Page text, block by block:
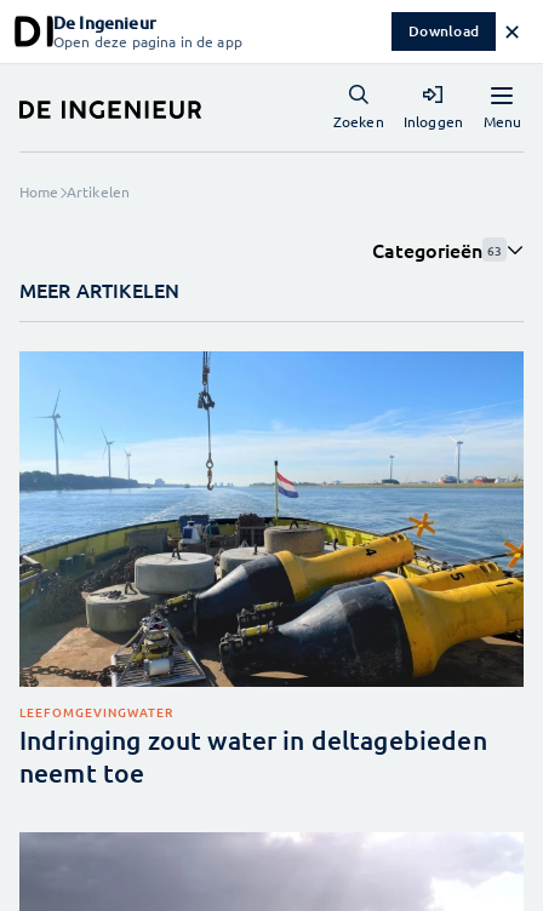
De Ingenieur
Open deze pagina in de app Download ✕
Menu
Zoeken Inloggen
Home Artikelen
Categorieën 63
MEER ARTIKELEN
LEEFOMGEVINGWATER
Indringing zout water in deltagebieden
neemt toe